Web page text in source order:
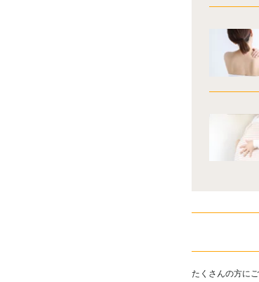
たくさんの方に